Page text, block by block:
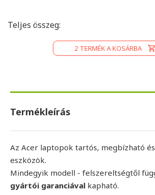
Teljes összeg:
2 TERMÉK A KOSÁRBA
Termékleírás
Az Acer laptopok tartós, megbízható
eszközök.
Mindegyik modell - felszereltségtől
gyártói garanciával kapható.